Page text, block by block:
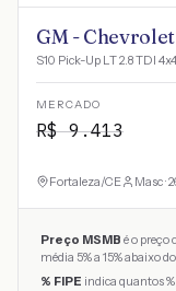
GM -
S10 Pick-Up LT 2.8 TDI
MERCADO
R$9.413
Fortaleza/CE Masc ·
Preço MSMB é o preço
média 5% a 15% abaixo
% FIPE indica quantos